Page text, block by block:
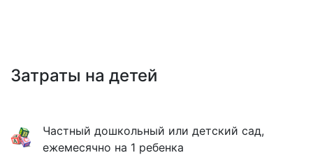
Затраты на детей
Частный дошкольный или детский сад,
ежемесячно на 1 ребенка